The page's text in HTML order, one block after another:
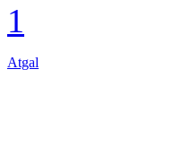
1
Atgal